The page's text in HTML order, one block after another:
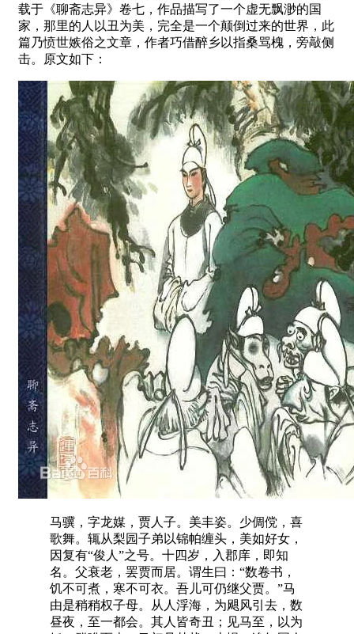
载于《聊斋志异》卷七，作品描写了一个虚无飘渺的国
家，那里的人以丑为美，完全是一个颠倒过来的世界，此
篇乃愤世嫉俗之文章，作者巧借醉乡以指桑骂槐，旁敲侧
击。原文如下：
马骥，字龙媒，贾人子。美丰姿。少倜傥，喜
歌舞。辄从梨园子弟以锦帕缠头，美如好女，
因复有“俊人”之号。十四岁，入郡庠，即知
名。父衰老，罢贾而居。谓生曰：“数卷书，
饥不可煮，寒不可衣。吾儿可仍继父贾。”马
由是稍稍权子母。从人浮海，为飓风引去，数
昼夜，至一都会。其人皆奇丑；见马至，以为